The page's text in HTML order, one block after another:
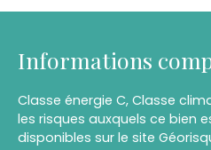
Informations
Classe énergie C, Classe
les risques auxquels ce bien
disponibles sur le site